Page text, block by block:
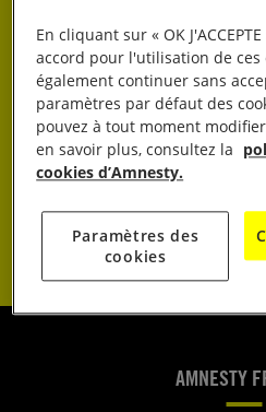
JE
JE
AMNESTY
En cliquant sur « OK
accord pour l'utilisation de ces
également continuer sans
paramètres par défaut des
pouvez à tout moment
en savoir plus, consultez la
cookies d’Amnesty.
Paramètres des
cookies